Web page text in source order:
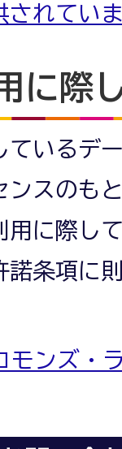
されてい
に際
ているデ
ンスのも
用に際し
諾条項に
モンズ・